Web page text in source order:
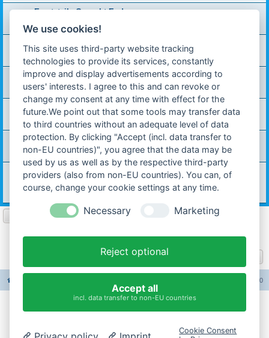
Ersatzteile Gesucht Enduro
Verfasst inMediale Stöberecke
Servus aus Niederbayern
Letzter Beitrag vonSpiti «05.10.2021 22:15
Verfasst inAllgemeines Forum
40 km/h und Gemisch bei Hercules Mp4
Letzter Beitrag von Ciri Mp4«16.07.2021 17:38
Verfasst in Allgemeines Forum
Suche Auspuff für Hercules ZX1
Letzter Beitrag vonCamaro2000« 17.06.2021 10:20
Verfasst in Sonstiges
Kolbenbolzenlager
Letzter Beitrag vonOvali53 « 09.05.2021 08:48
Verfasst inMotor / Anbauteile
Wie lassen sich Hagelschäden am Auto einfach fix
reparieren?
Letzter Beitrag voncarinona« 08.04.2021 17:03
UTC+02:00
Impressum
We use cookies!
This site uses third-party website tracking
technologies to provide its services, constantly
improve and display advertisements according to
users' interests. I agree to this and can revoke or
change my consent at any time with effect for the
future.We point out that some tools may transfer data
to third countries without an adequate level of data
protection. By clicking "Accept (incl. data transfer to
non-EU countries)", you agree that the data may be
used by us as well as by the respective third-party
providers (also from non-EU countries). You can, of
course, change your cookie settings at any time.
Necessary Marketing
Reject optional
Accept all
incl. data transfer to non-EU countries
Cookie Consent